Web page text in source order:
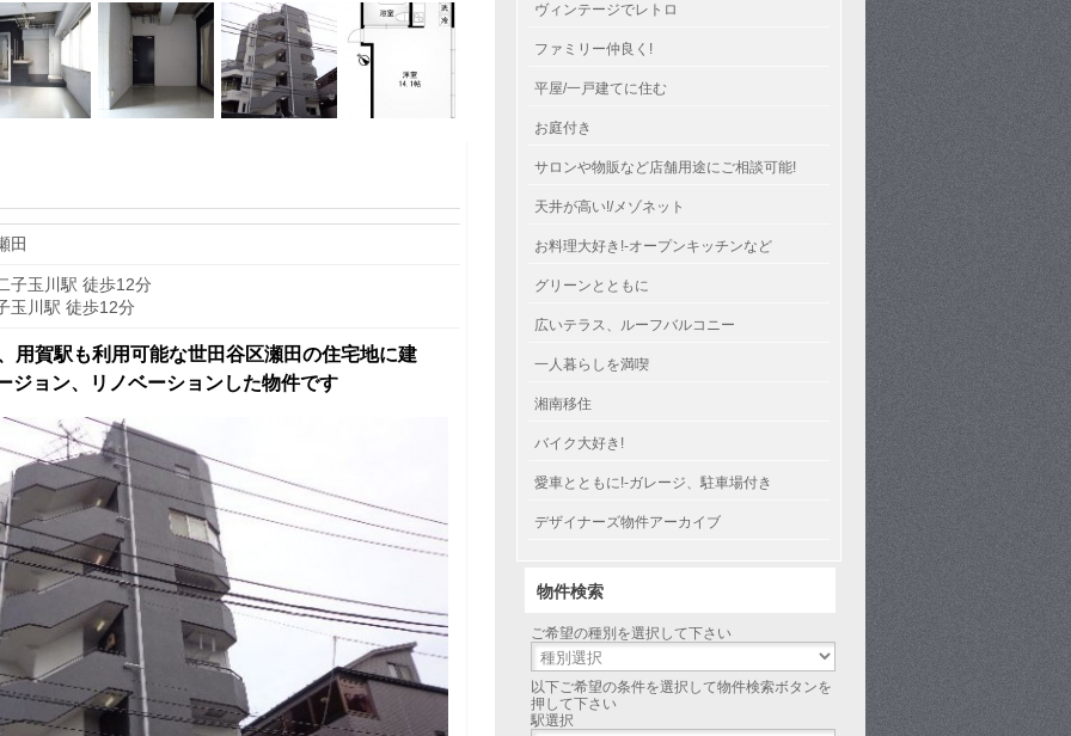
田
子玉川駅 徒歩12分
玉川駅 徒歩12分
用賀駅も利用可能な世田谷区瀬田の住宅地に建
ジョン、リノベーションした物件です
ヴィンテージでレトロ
ファミリー仲良く!
平屋/一戸建てに住む
お庭付き
サロンや物販など店舗用途にご相談可能!
天井が高い!/メゾネット
お料理大好き!-オープンキッチンなど
グリーンとともに
広いテラス、ルーフバルコニー
一人暮らしを満喫
湘南移住
バイク大好き!
愛車とともに!-ガレージ、駐車場付き
デザイナーズ物件アーカイブ
物件検索
ご希望の種別を選択して下さい
以下ご希望の条件を選択して物件検索ボタンを
押して下さい
駅選択